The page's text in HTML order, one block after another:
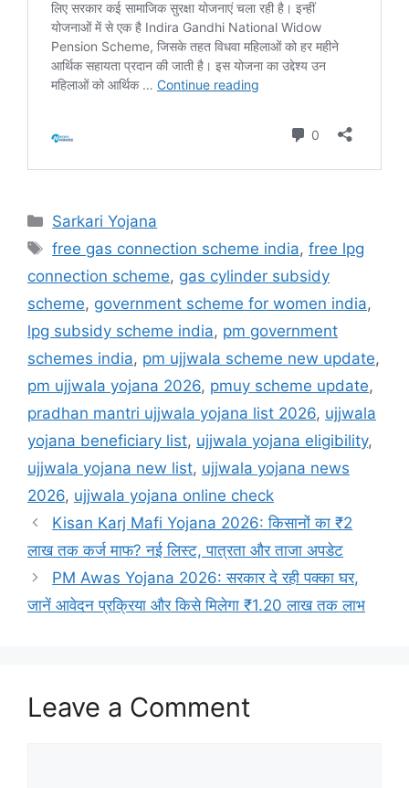
Categories
Sarkari Yojana
Tags
free gas connection scheme india,free lpg
connection scheme, gas cylinder subsidy
scheme, government scheme for women india,
lpg subsidy scheme india, pm government
schemes india, pm ujjwala scheme new update,
pm ujjwala yojana 2026, pmuy scheme update,
pradhan mantri ujjwala yojana list 2026, ujjwala
yojana beneficiary list, ujjwala yojana eligibility,
ujjwala yojana new list, ujjwala yojana news
2026, ujjwala yojana online check
Kisan Karj Mafi Yojana 2026: किसानों का ₹2
लाख तक कर्ज माफ? नई लिस्ट, पात्रता और ताजा अपडेट
PM Awas Yojana 2026: सरकार दे रही पक्का घर,
जानें आवेदन प्रक्रिया और किसे मिलेगा ₹1.20 लाख तक लाभ
Leave a Comment